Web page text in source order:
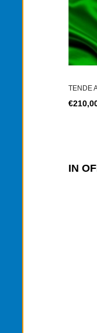
TENDE
IN